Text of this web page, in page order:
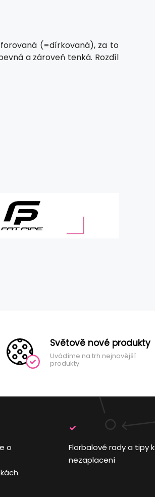
(=dírkovaná), za to
a zároveň tenká. Rozdíl
Světově nové produkty
Uvádíme na trh nejnovější
produkty
o
Florbalové rady a tipy k
nezaplacení